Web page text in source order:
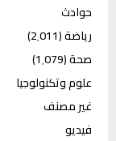
حوادث
رياضة(2٬011)
صحة(1٬079)
علوم وتكنولوجيا
غير مصنف
فيديو